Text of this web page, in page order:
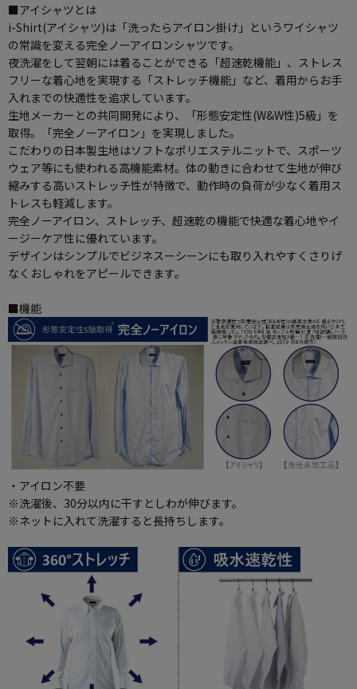
■アイシャツとは
i-Shirt(アイシャツ)は「洗ったらアイロン掛け」というワイシャツ
の常識を変える完全ノーアイロンシャツです。
夜洗濯をして翌朝には着ることができる「超速乾機能」、ストレス
フリーな着心地を実現する「ストレッチ機能」など、着用からお手
入れまでの快適性を追求しています。
生地メーカーとの共同開発により、「形態安定性(W&W性)5級」を
取得。「完全ノーアイロン」を実現しました。
こだわりの日本製生地はソフトなポリエステルニットで、スポーツ
ウェア等にも使われる高機能素材。体の動きに合わせて生地が伸び
縮みする高いストレッチ性が特徴で、動作時の負荷が少なく着用ス
トレスも軽減します。
完全ノーアイロン、ストレッチ、超速乾の機能で快適な着心地やイ
ージーケア性に優れています。
デザインはシンプルでビジネスーシーンにも取り入れやすくさりげ
なくおしゃれをアピールできます。
■機能
・アイロン不要
※洗濯後、30分以内に干すとしわが伸びます。
※ネットに入れて洗濯すると長持ちします。